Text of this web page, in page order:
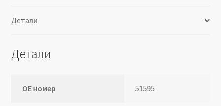
Детали
Детали
ОЕ номер 51595